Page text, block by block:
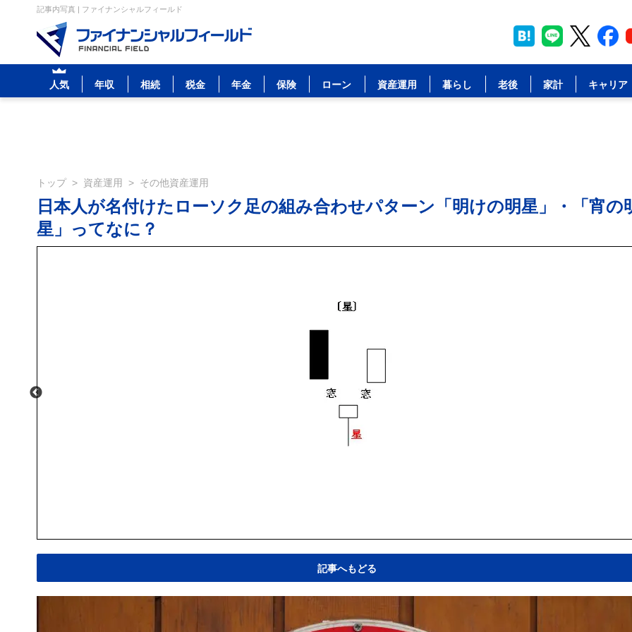
記事内写真 | ファイナンシャルフィールド
人気 年収 相続 税金 年金 保険 ローン 資産運用 暮らし 老後 家計 キャリア
トップ > 資産運用 > その他資産運用
日本人が名付けたローソク足の組み合わせパターン「明けの明星」・「宵の
星」ってなに？
記事へもどる